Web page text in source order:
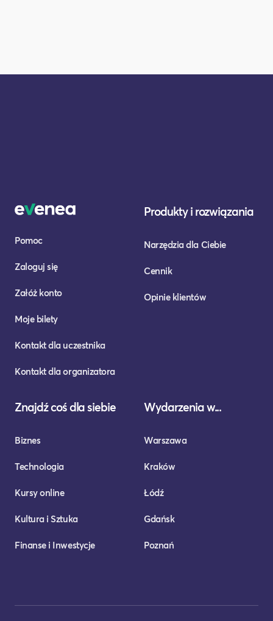
Pomoc
Zaloguj się
Załóż konto
Moje bilety
Kontakt dla uczestnika
Kontakt dla organizatora
Produkty i rozwiązania
Narzędzia dla Ciebie
Cennik
Opinie klientów
Znajdź coś dla siebie
Biznes
Technologia
Kursy online
Kultura i Sztuka
Finanse i Inwestycje
Wydarzenia w...
Warszawa
Kraków
Łódź
Gdańsk
Poznań